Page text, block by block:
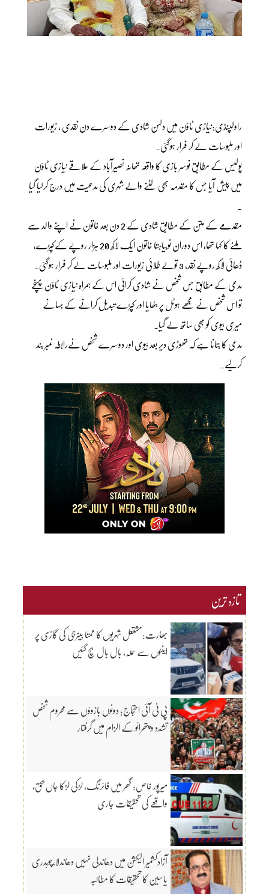
راولپنڈی:نیازی ٹاؤن میں دلہن شادی کے دوسرے دن نقدی ، زیورات
اور ملبوسات لے کر فرار ہوگئی۔
پولیس کے مطابق نوسر بازی کا واقعہ تھانہ نصیرآباد کے علاقے نیازی ٹاؤن
میں پیش آیا جس کا مقدمہ بھی لٹنے والے شہری کی مدعیت میں درج کرلیا گیا
۔
مقدمے کے متن کے مطابق شادی کے 2 دن بعد خاتون نے اپنے والد سے
ملنے کا کہا تھا، اس دوران نوبیاہتا خاتون ایک لاکھ 20 ہزار روپے کےکپڑے،
ڈھائی لاکھ روپے نقد، 3 تولے طلائی زیورات اور ملبوسات لے کر فرار ہوگئی۔
مدعی کے مطابق جس شخص نے شادی کرائی اس کے ہمراہ نیازی ٹاؤن پہنچے
تو اس شخص نے مجھے ہوٹل پر بٹھایا اور کپڑے تبدیل کرانے کے بہانے
میری بیوی کو بھی ساتھ لے گیا۔
مدعی کا بتانا ہے کہ تھوڑی دیر بعد بیوی اور دوسرے شخص نےرابطہ نمبر بند
کرلیے۔
تازہ ترین
بھارت:مشتعل شہریوں کا ممتا بینرجی کی گاڑی پر
اینٹوں سے حملہ، بال بال بچ گئیں
پی ٹی آئی احتجاج؛ دونوں بازوؤں سے محروم شخص
تشدد و پتھرائو کے الزام میں گرفتار
میرپور خاص: گھر میں فائرنگ، لڑکی لڑکا جاں بحق،
واقعے کی تحقیقات جاری
آزادکشمیر الیکشن میں دھاندلی نہیں دھاندلا،چوہدری
یاسین کا تحقیقات کا مطالبہ